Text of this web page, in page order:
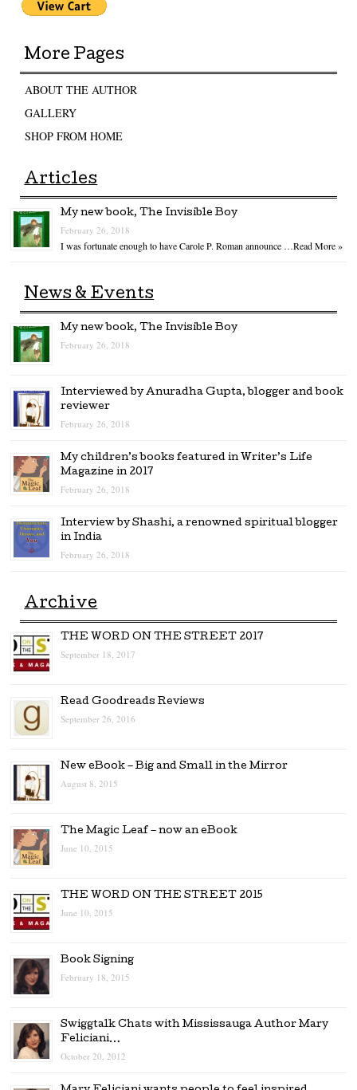
More Pages
ABOUT THE AUTHOR
GALLERY
SHOP FROM HOME
Articles
My new book, The Invisible Boy
February 26, 2018
I was fortunate enough to have Carole P. Roman announce …Read More »
News & Events
My new book, The Invisible Boy
February 26, 2018
Interviewed by Anuradha Gupta, blogger and book
reviewer
February 26, 2018
My children’s books featured in Writer’s Life
Magazine in 2017
February 26, 2018
Interview by Shashi, a renowned spiritual blogger
in India
February 26, 2018
Archive
THE WORD ON THE STREET 2017
September 18, 2017
Read Goodreads Reviews
September 26, 2016
New eBook – Big and Small in the Mirror
August 8, 2015
The Magic Leaf – now an eBook
June 10, 2015
THE WORD ON THE STREET 2015
June 10, 2015
Book Signing
February 18, 2015
Swiggtalk Chats with Mississauga Author Mary
Feliciani…
October 20, 2012